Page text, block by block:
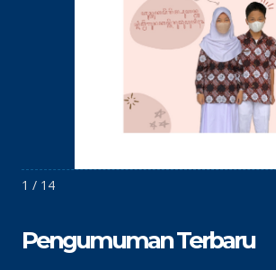
1 / 14
Pengumuman Terbaru